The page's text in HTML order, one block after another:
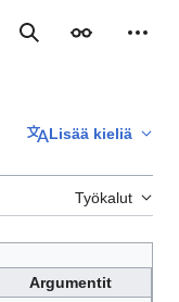
Haku Ulkoasu
Lisää kieliä
Työkalut
Argumentit